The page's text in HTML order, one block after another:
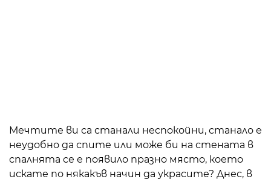
Мечтите ви са станали неспокойни, станало е
неудобно да спите или може би на стената в
спалнята се е появило празно място, което
искате по някакъв начин да украсите? Днес, в